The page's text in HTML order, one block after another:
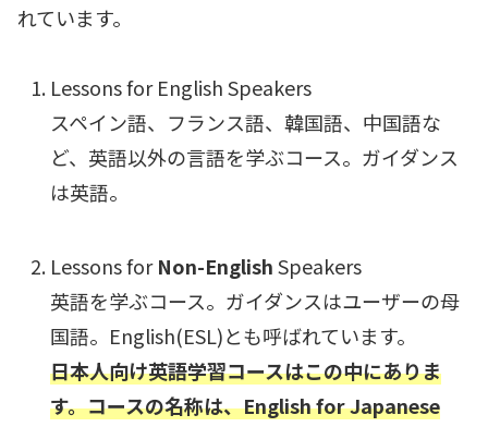
れています。
Lessons for English Speakers
スペイン語、フランス語、韓国語、中国語な
ど、英語以外の言語を学ぶコース。ガイダンス
は英語。
Lessons forNon-EnglishSpeakers
英語を学ぶコース。ガイダンスはユーザーの母
国語。English(ESL)とも呼ばれています。
日本人向け英語学習コースはこの中にありま
す。コースの名称は、English for Japanese